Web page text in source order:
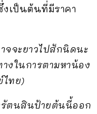
เป็นต้นที่มีราคา
จจะยาวไปสักนิดนะ
งในการตามหาน้อง
ไทย)
ตนสินป้ายต้นนี้ออก